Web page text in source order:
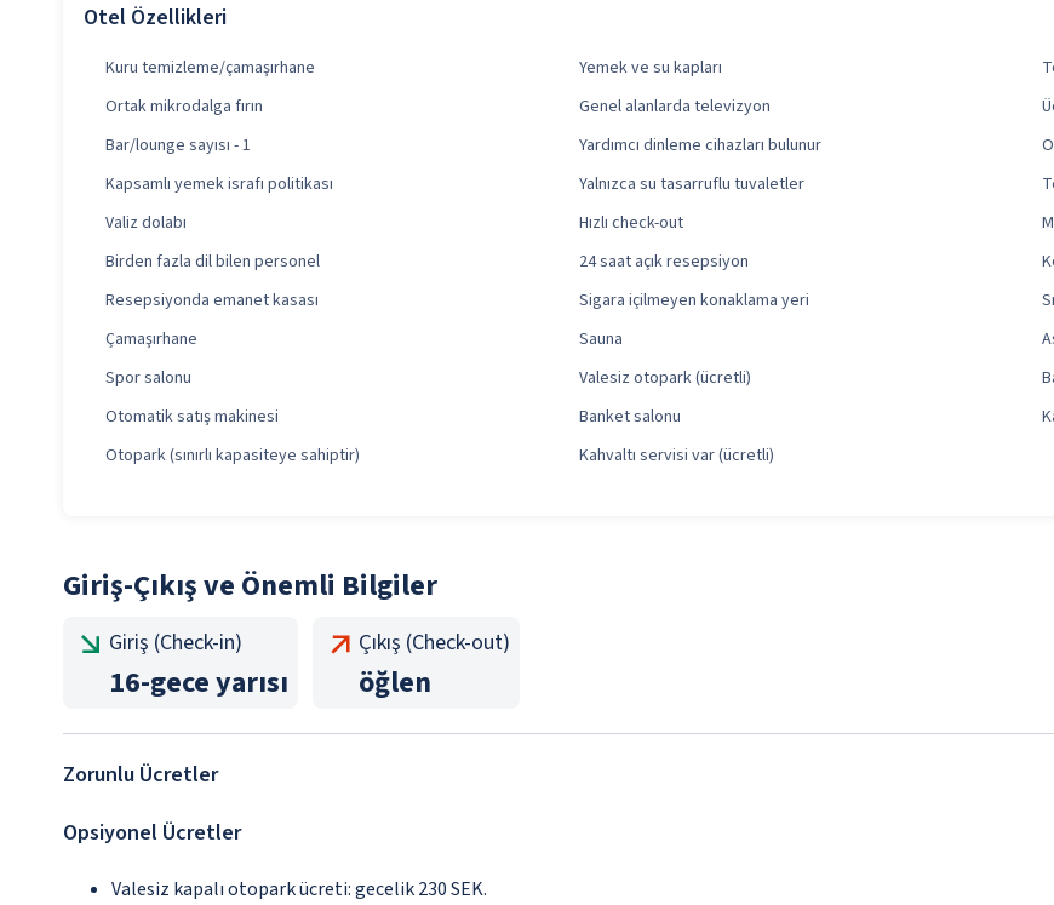
Otel Özellikleri
Kuru temizleme/çamaşırhane Yemek ve su kapları
Ortak mikrodalga fırın
Genel alanlarda televizyon
Bar/lounge sayısı - 1
Yardımcı dinleme cihazları bulunur
Kapsamlı yemek israfı politikası
Yalnızca su tasarruflu tuvaletler
Valiz dolabı
Hızlı check-out
Birden fazla dil bilen personel
24 saat açık resepsiyon
Resepsiyonda emanet kasası
Sigara içilmeyen konaklama yeri
Çamaşırhane
Sauna
Spor salonu
Valesiz otopark (ücretli)
Otomatik satış makinesi
Banket salonu
Otopark (sınırlı kapasiteye sahiptir)
Kahvaltı servisi var (ücretli)
Giriş-Çıkış ve Önemli Bilgiler
Giriş (Check-in)
16-gece yarısı
Çıkış (Check-out)
öğlen
Zorunlu Ücretler
Opsiyonel Ücretler
Valesiz kapalı otopark ücreti: gecelik 230 SEK.